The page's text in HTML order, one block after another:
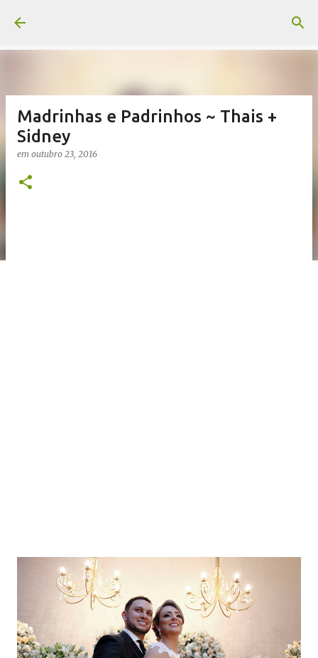
Madrinhas e Padrinhos ~ Thais +
Sidney
em outubro 23, 2016